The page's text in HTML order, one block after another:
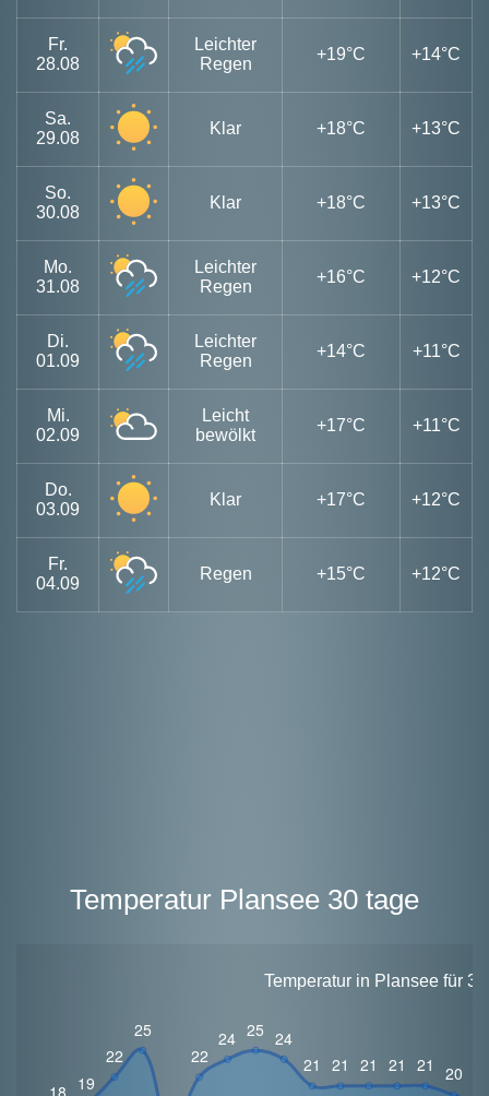
Fr.
28.08
Leichter
Regen
+19°C +14°C
Sa.
29.08
Klar +18°C +13°C
So.
30.08
Klar +18°C +13°C
Mo.
31.08
Leichter
Regen
+16°C +12°C
Di.
01.09
Leichter
Regen
+14°C +11°C
Mi.
02.09
Leicht
bewölkt
+17°C +11°C
Do.
03.09
Klar +17°C +12°C
Fr.
04.09
Regen +15°C +12°C
Temperatur Plansee 30 tage
Temperatur in Plansee für